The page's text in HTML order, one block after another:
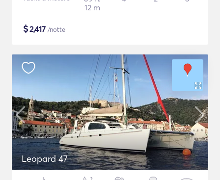
12 m
$2,417 /notte
Leopard 47